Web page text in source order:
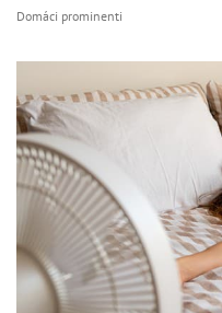
Domáci prominenti